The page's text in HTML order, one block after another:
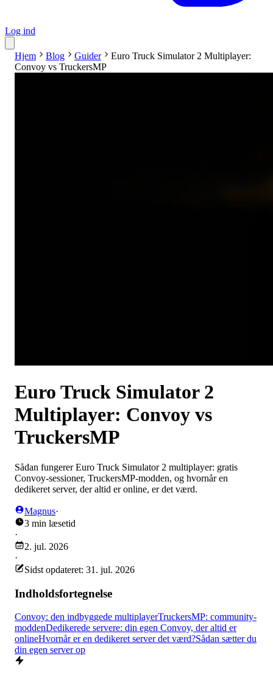
Log ind
Hjem Blog Guider
Euro Truck Simulator 2 Multiplayer:
Convoy vs TruckersMP
Euro Truck Simulator 2
Multiplayer: Convoy vs
TruckersMP
Sådan fungerer Euro Truck Simulator 2 multiplayer: gratis
Convoy-sessioner, TruckersMP-modden, og hvornår en
dedikeret server, der altid er online, er det værd.
Magnus·
3 min læsetid
·
2. jul. 2026
·
Sidst opdateret: 31. jul. 2026
Indholdsfortegnelse
Convoy: den indbyggede multiplayerTruckersMP: community-
moddenDedikerede servere: din egen Convoy, der altid er
onlineHvornår er en dedikeret server det værd?Sådan sætter du
din egen server op